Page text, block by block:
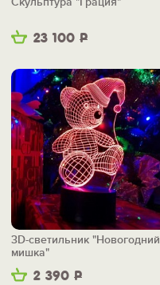
23 100 Р
2 390 Р
3D-светильник "Новогодний
мишка"